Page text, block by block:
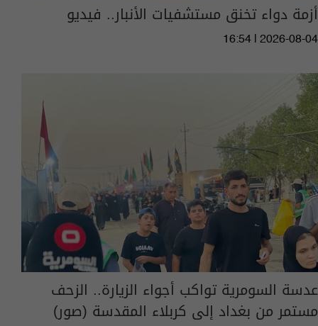
أزمة دواء تخنق مستشفيات الأنبار.. فيديو
16:54 | 2026-08-04
عدسة السومرية تواكب أجواء الزيارة.. الزحف
مستمر من بغداد إلى كربلاء المقدسة (صور)